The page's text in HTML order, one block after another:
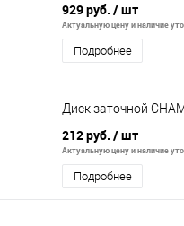
929 руб. / шт
Актуальную цену и наличие
Подробнее
Диск заточной
212 руб. / шт
Актуальную цену и наличие
Подробнее